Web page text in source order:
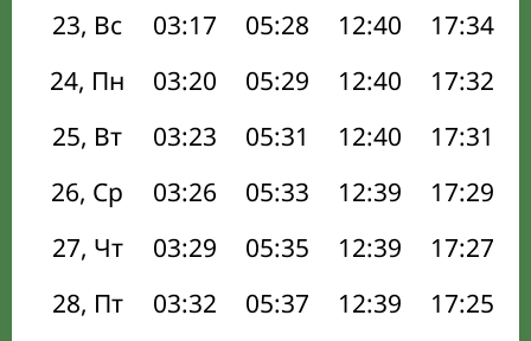
23, Вс
03:17 05:28 12:40 17:34
24, Пн
03:20 05:29 12:40 17:32
25, Вт
03:23 05:31 12:40 17:31
26, Ср
03:26 05:33 12:39 17:29
27, Чт
03:29 05:35 12:39 17:27
28, Пт
03:32 05:37 12:39 17:25